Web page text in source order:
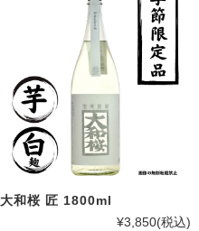
大和桜 匠 1800ml
¥3,850(税込)